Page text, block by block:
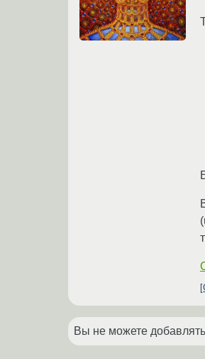
Вы не можете